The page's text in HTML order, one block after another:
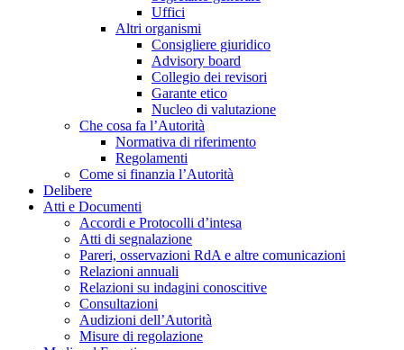
Uffici
Altri organismi
Consigliere giuridico
Advisory board
Collegio dei revisori
Garante etico
Nucleo di valutazione
Che cosa fa l’Autorità
Normativa di riferimento
Regolamenti
Come si finanzia l’Autorità
Delibere
Atti e Documenti
Accordi e Protocolli d’intesa
Atti di segnalazione
Pareri, osservazioni RdA e altre comunicazioni
Relazioni annuali
Relazioni su indagini conoscitive
Consultazioni
Audizioni dell’Autorità
Misure di regolazione